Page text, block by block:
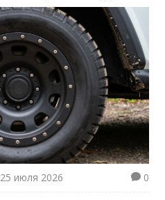
25 июля 2026 0